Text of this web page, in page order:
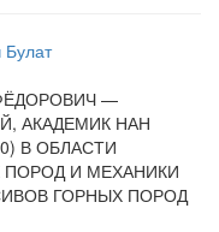
—
АКАДЕМИК НАН
В ОБЛАСТИ
И МЕХАНИКИ
ГОРНЫХ ПОРОД